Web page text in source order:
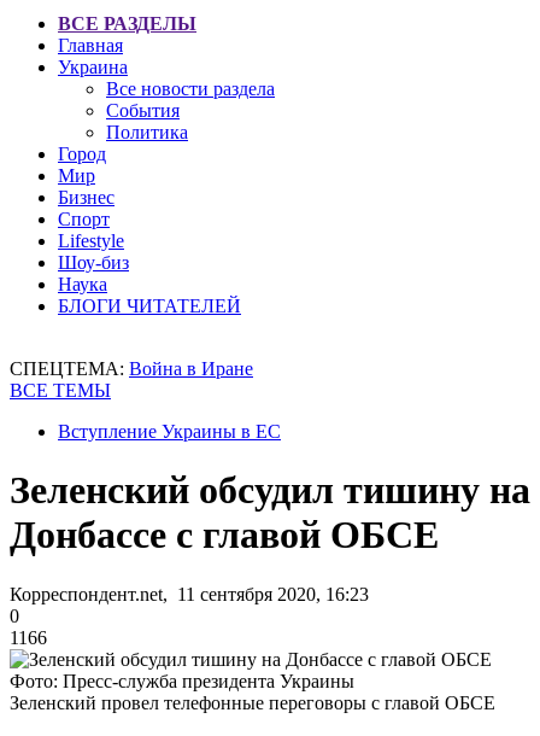
ВСЕ РАЗДЕЛЫ
Главная
Украина
Все новости раздела
События
Политика
Город
Мир
Бизнес
Спорт
Lifestyle
Шоу-биз
Наука
БЛОГИ ЧИТАТЕЛЕЙ
СПЕЦТЕМА: Война в Иране
ВСЕ ТЕМЫ
Вступление Украины в ЕС
Зеленский обсудил тишину на
Донбассе с главой ОБСЕ
Корреспондент.net, 11 сентября 2020, 16:23
0
1166
Фото: Пресс-служба президента Украины
Зеленский провел телефонные переговоры с главой ОБСЕ